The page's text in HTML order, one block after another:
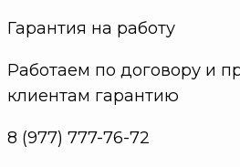
Гарантия на работу
Работаем по договору и
клиентам гарантию
8 (977) 777-76-72